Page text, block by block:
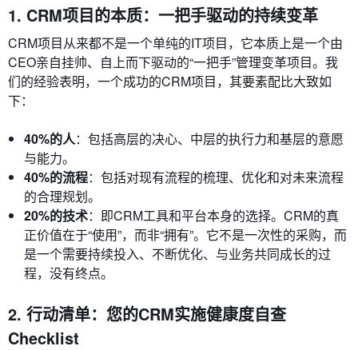
1. CRM项目的本质：一把手驱动的持续变革
CRM项目从来都不是一个单纯的IT项目，它本质上是一个由
CEO亲自挂帅、自上而下驱动的“一把手”管理变革项目。我
们的经验表明，一个成功的CRM项目，其要素配比大致如
下：
40%的人：包括高层的决心、中层的执行力和基层的意愿
与能力。
40%的流程：包括对现有流程的梳理、优化和对未来流程
的合理规划。
20%的技术：即CRM工具和平台本身的选择。CRM的真
正价值在于“使用”，而非“拥有”。它不是一次性的采购，而
是一个需要持续投入、不断优化、与业务共同成长的过
程，没有终点。
2. 行动清单：您的CRM实施健康度自查
Checklist